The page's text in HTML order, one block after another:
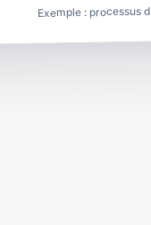
Exemple : processus